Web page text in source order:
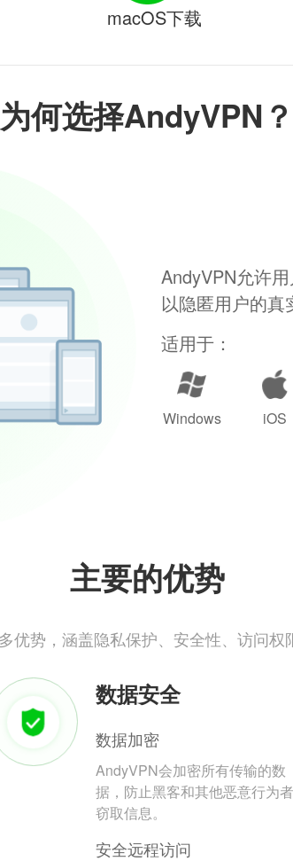
为何选择AndyVPN？
AndyVPN允许
以隐匿用户的真
适用于：
Windows iOS
主要的优势
优势，涵盖隐私保护、安全性、访问权
数据安全
数据加密
AndyVPN会加密所有传输的数
据，防止黑客和其他恶意行为者
窃取信息。
安全远程访问
macOS下载